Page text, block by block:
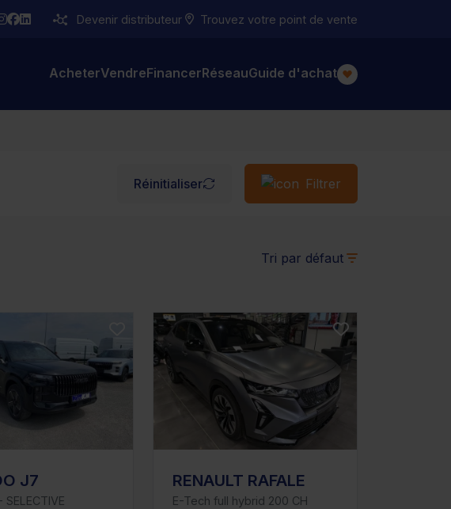
Instagram
Facebook
LinkedinDevenir distributeur Trouvez votre point de vente
AcheterVendreFinancerRéseauGuide d'achat
Réinitialiser Filtrer
Tri par défaut
J7
SELECTIVE
RENAULT RAFALE
E-Tech full hybrid 200 CH